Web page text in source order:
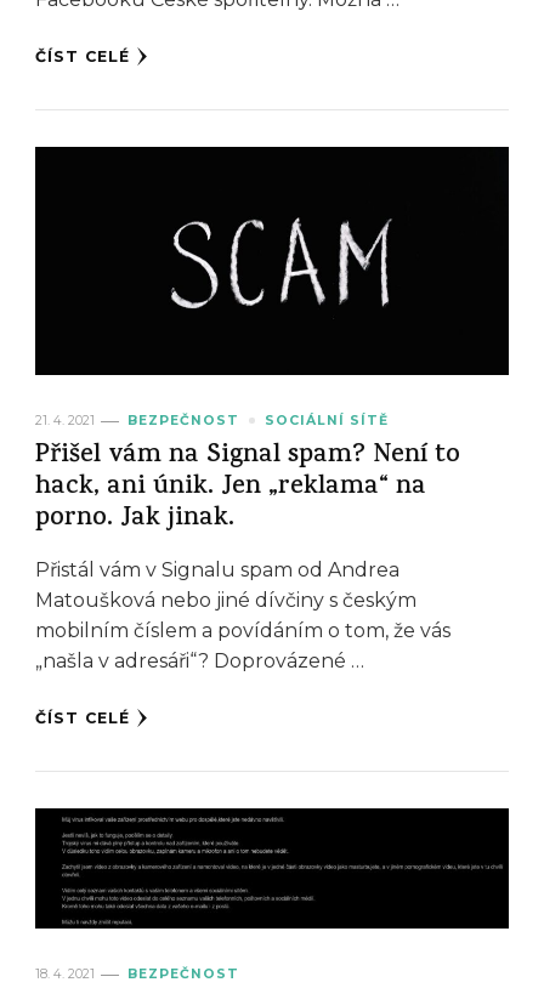
ČÍST CELÉ
21. 4. 2021 BEZPEČNOST SOCIÁLNÍ SÍTĚ
Přišel vám na Signal spam? Není to
hack, ani únik. Jen „reklama“ na
porno. Jak jinak.
Přistál vám v Signalu spam od Andrea
Matoušková nebo jiné dívčiny s českým
mobilním číslem a povídáním o tom, že vás
„našla v adresáři“? Doprovázené …
ČÍST CELÉ
18. 4. 2021 BEZPEČNOST